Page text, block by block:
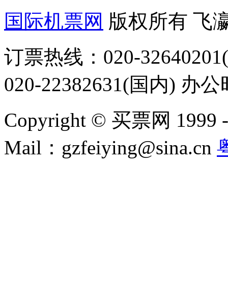
国际机票网 版权所有 飞
订票热线：020-
020-22382631(国内) 办
Copyright © 买票网 1999
Mail：gzfeiying@sina.cn